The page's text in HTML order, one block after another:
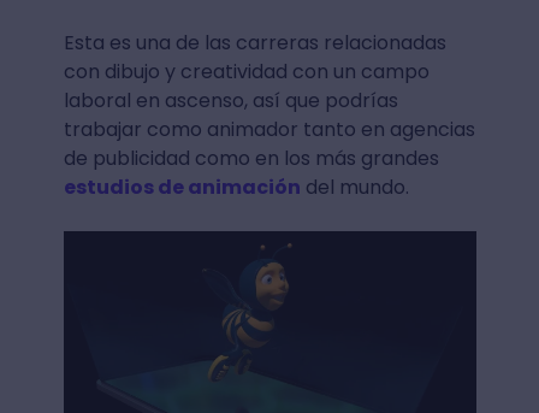
Esta es una de las carreras relacionadas
con dibujo y creatividad con un campo
laboral en ascenso, así que podrías
trabajar como animador tanto en agencias
de publicidad como en los más grandes
estudios de animación del mundo.